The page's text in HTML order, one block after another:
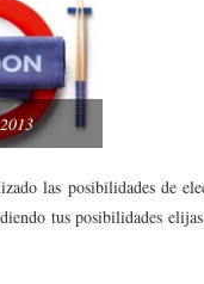
las posibilidades de
tus posibilidades